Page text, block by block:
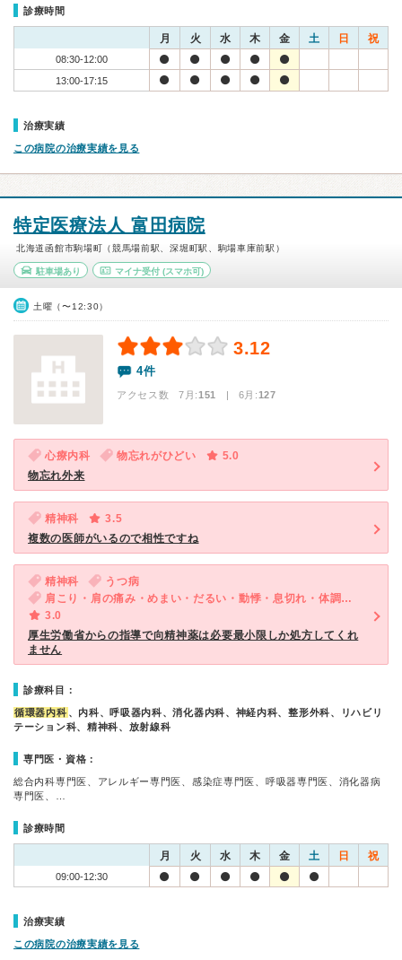
診療時間
月 火 水 木 金 土 日 祝
08:30-12:00
13:00-17:15
治療実績
この病院の治療実績を見る
特定医療法人 富田病院
北海道函館市駒場町（競馬場前駅、深堀町駅、駒場車庫前駅）
駐車場あり マイナ受付(スマホ可)
土曜（〜12:30）
3.12
4件
アクセス数 7月:151 | 6月:127
心療内科 物忘れがひどい
5.0
物忘れ外来
精神科
3.5
複数の医師がいるので相性ですね
精神科
うつ病
肩こり・肩の痛み・めまい・だるい・動悸・息切れ・体調不良・ED（男性）・気が滅入る・不安
3.0
厚生労働省からの指導で向精神薬は必要最小限しか処方してくれ
ません
診療科目：
循環器内科 、内科、呼吸器内科、消化器内科、神経内科、整形外科、リハビリ
テーション科、精神科、放射線科
専門医・資格：
総合内科専門医、アレルギー専門医、感染症専門医、呼吸器専門医、消化器病
専門医、…
診療時間
月 火 水 木 金 土 日 祝
09:00-12:30
治療実績
この病院の治療実績を見る